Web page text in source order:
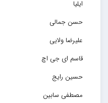
ایلیا
حسن جمالی
علیرضا ولایی
قاسم ای جی اچ
حسین رایج
مصطفی سابین